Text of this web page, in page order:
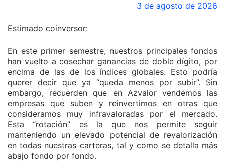
3 de agosto de 2026
Estimado coinversor:
En este primer semestre, nuestros principales fondos
han vuelto a cosechar ganancias de doble dígito, por
encima de las de los índices globales. Esto podría
querer decir que ya “queda menos por subir”. Sin
embargo, recuerden que en Azvalor vendemos las
empresas que suben y reinvertimos en otras que
consideramos muy infravaloradas por el mercado.
Esta “rotación” es la que nos permite seguir
manteniendo un elevado potencial de revalorización
en todas nuestras carteras, tal y como se detalla más
abajo fondo por fondo.